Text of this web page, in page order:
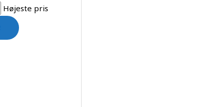
Højeste pris